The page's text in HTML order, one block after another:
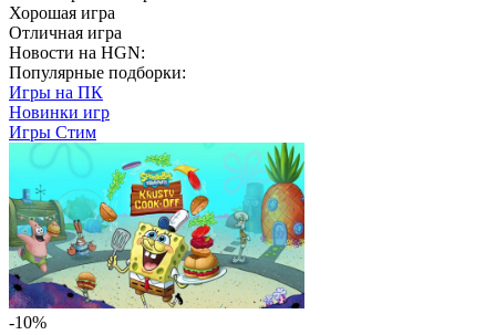
Хорошая игра
Отличная игра
Новости на HGN:
Популярные подборки:
Игры на ПК
Новинки игр
Игры Стим
-10%